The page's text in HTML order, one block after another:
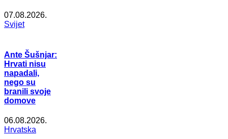
07.08.2026.
Svijet
Ante Šušnjar:
Hrvati nisu
napadali,
nego su
branili svoje
domove
06.08.2026.
Hrvatska